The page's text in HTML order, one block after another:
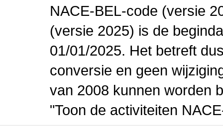
NACE-BEL-code (versie
(versie 2025) is de
01/01/2025. Het betreft
conversie en geen
van 2008 kunnen worden
"Toon de activiteiten